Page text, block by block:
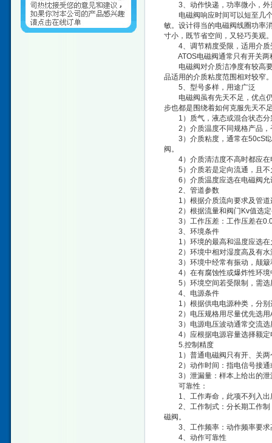
3、动作快递，功率微小，外
电磁阀响应时间可以短至几个
敏。设计得当的电磁阀线圈功率
寸小，既节省空间，又轻巧美观
4、调节精度受限，适用介质
ATOS电磁阀通常只有开关两
电磁阀对介质洁净度有较高要
品适用的介质粘度范围相对较窄
5、型号多样，用途广泛
电磁阀虽有先天不足，优点仍
步也都是围绕着如何克服先天不
1）质气，液态或混合状态分
2）介质温度不同规格产品，
3）介质粘度，通常在50cSt以
阀。
4）介质清洁度不高时都应在
5）介质若是定向流通，且不
6）介质温度应选在电磁阀允
2、管道参数
1）根据介质流向要求及管道
2）根据流量和阀门Kv值选定
3）工作压差：工作压差在
3、环境条件
1）环境的最高和温度应选在
2）环境中相对湿度高及有水
3）环境中经常有振动，颠簸
4）在有腐蚀性或爆炸性环境
5）环境空间若受限制，需选
4、电源条件
1）根据供电电源种类，分别
2）电压规格用尽量优先选用
3）电源电压波动通常交流选
4）应根据电源容量选择额定
5.控制精度
1）普通电磁阀只有开、关两
2）动作时间：指电信号接通
3）泄漏量：样本上给出的泄
可靠性：
1、工作寿命，此项不列入出
2、工作制式：分长期工作制
磁阀。
3、工作频率：动作频率要求
4、动作可靠性